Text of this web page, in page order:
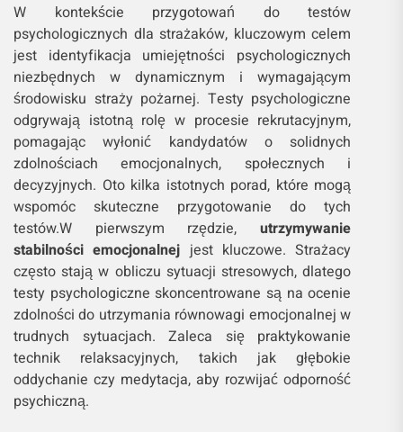
W kontekście przygotowań do testów
psychologicznych dla strażaków, kluczowym celem
jest identyfikacja umiejętności psychologicznych
niezbędnych w dynamicznym i wymagającym
środowisku straży pożarnej. Testy psychologiczne
odgrywają istotną rolę w procesie rekrutacyjnym,
pomagając wyłonić kandydatów o solidnych
zdolnościach emocjonalnych, społecznych i
decyzyjnych. Oto kilka istotnych porad, które mogą
wspomóc skuteczne przygotowanie do tych
testów.W pierwszym rzędzie,utrzymywanie
stabilności emocjonalnej jest kluczowe. Strażacy
często stają w obliczu sytuacji stresowych, dlatego
testy psychologiczne skoncentrowane są na ocenie
zdolności do utrzymania równowagi emocjonalnej w
trudnych sytuacjach. Zaleca się praktykowanie
technik relaksacyjnych, takich jak głębokie
oddychanie czy medytacja, aby rozwijać odporność
psychiczną.